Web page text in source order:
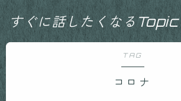
すぐに話したくなるTopic
TAG
コロナ